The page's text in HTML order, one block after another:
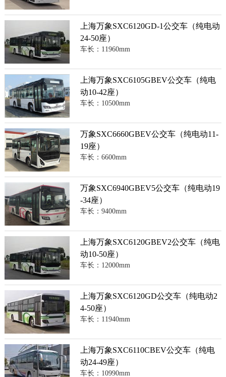
上海万象SXC6120GD-1公交车（纯电动
24-50座）
车长：11960mm
上海万象SXC6105GBEV公交车（纯电
动10-42座）
车长：10500mm
万象SXC6660GBEV公交车（纯电动11-
19座）
车长：6600mm
万象SXC6940GBEV5公交车（纯电动19
-34座）
车长：9400mm
上海万象SXC6120GBEV2公交车（纯电
动10-50座）
车长：12000mm
上海万象SXC6120GD公交车（纯电动2
4-50座）
车长：11940mm
上海万象SXC6110CBEV公交车（纯电
动24-49座）
车长：10990mm